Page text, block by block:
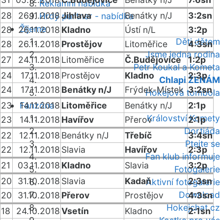
Reklamní nabídka
Hrdý partner - nabídka
Žijeme
Děti dětem
Jsme jedna rodina
Petr Koukal a Kometa
Chlapi ŽENÁM
Hokejová tombola
Fanzóna
Království Komety
Dortiáda
Ptejte se
Fan klub informuje
Fotogalerie
Aktivní fotogalerie
Download
Hokejchat.cz
28
26.11.2018Jihlava Benátky n/J
3:2sn
28
26.11.2018 Kladno Ústí n/L
3:2p
28
26.11.2018 Prostějov Litoměřice
4:3sn
27
24.11.2018 Litoměřice Č.Budějovice
1:2p
24
17.11.2018 Prostějov Kladno
2:3p
24
17.11.2018 Benátky n/J Frýdek-Místek 3:2sn
23
14.11.2018 Litoměřice Benátky n/J
2:1p
23
14.11.2018 Havířov Přerov
2:1p
22
12.11.2018 Benátky n/J Třebíč
3:4sn
22
12.11.2018 Slavia Havířov
2:3p
21
03.11.2018 Kladno Slavia
3:2p
20
31.10.2018 Slavia Kadaň
2:3sn
20
31.10.2018 Přerov Prostějov
4:3sn
18
24.10.2018Vsetín Kladno 2:1sn